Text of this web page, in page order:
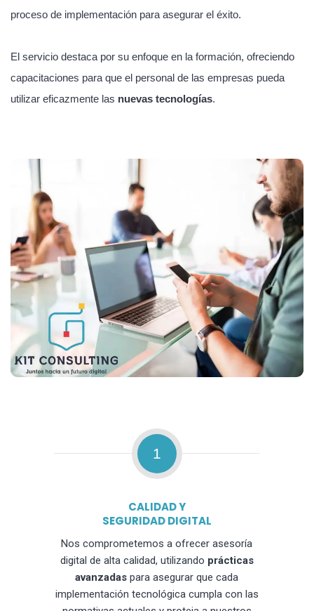
proceso de implementación para asegurar el éxito.
El servicio destaca por su enfoque en la formación, ofreciendo
capacitaciones para que el personal de las empresas pueda
utilizar eficazmente las nuevas tecnologías.
1
CALIDAD Y
SEGURIDAD DIGITAL
Nos comprometemos a ofrecer asesoría
digital de alta calidad, utilizando prácticas
avanzadas para asegurar que cada
implementación tecnológica cumpla con las